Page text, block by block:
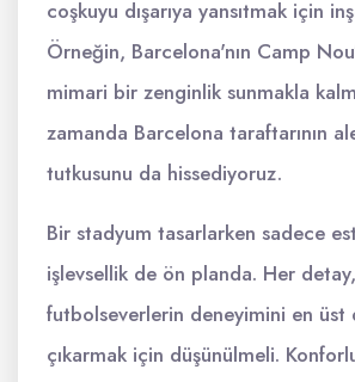
coşkuyu dışarıya yansıtmak için
Örneğin, Barcelona'nın Camp
mimari bir zenginlik sunmakla
zamanda Barcelona taraftarının
tutkusunu da hissediyoruz.
Bir stadyum tasarlarken sadece
işlevsellik de ön planda. Her detay,
futbolseverlerin deneyimini en üst
çıkarmak için düşünülmeli.